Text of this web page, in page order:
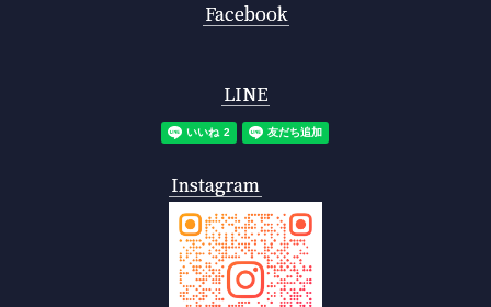
Facebook
LINE
Instagram